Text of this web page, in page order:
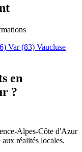
Var (83) Vaucluse
en
?
Alpes-Côte d'Azur
réalités locales.